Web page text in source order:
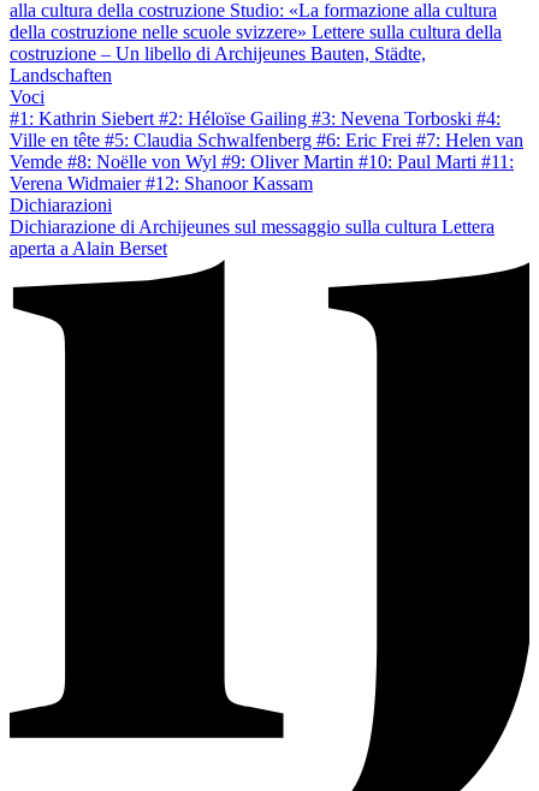
alla cultura della costruzione Studio: «La formazione alla cultura
della costruzione nelle scuole svizzere» Lettere sulla cultura della
costruzione – Un libello di Archijeunes Bauten, Städte,
Landschaften
Voci
#1: Kathrin Siebert #2: Héloïse Gailing #3: Nevena Torboski #4:
Ville en tête #5: Claudia Schwalfenberg #6: Eric Frei #7: Helen van
Vemde #8: Noëlle von Wyl #9: Oliver Martin #10: Paul Marti #11:
Verena Widmaier#12: Shanoor Kassam
Dichiarazioni
Dichiarazione di Archijeunes sul messaggio sulla cultura Lettera
aperta a Alain Berset